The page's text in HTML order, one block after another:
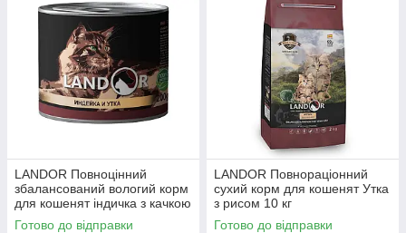
LANDOR Повноцінний
збалансований вологий корм
для кошенят індичка з качкою
0,2 кг
Готово до відправки
LANDOR Повнораціонний
сухий корм для кошенят Утка
з рисом 10 кг
Готово до відправки